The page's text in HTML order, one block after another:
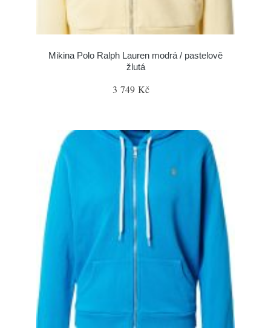
Mikina Polo Ralph Lauren modrá / pastelově
žlutá
3 749 Kč